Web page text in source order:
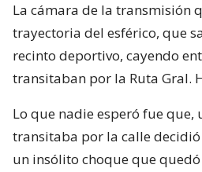
La cámara de la transmisión
trayectoria del esférico, que
recinto deportivo, cayendo
transitaban por la Ruta Gral.
Lo que nadie esperó fue que,
transitaba por la calle
un insólito choque que